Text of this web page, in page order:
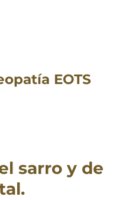
EOTS
sarro y de